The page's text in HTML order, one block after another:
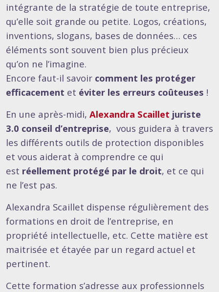
intégrante de la stratégie de toute entreprise,
qu’elle soit grande ou petite. Logos, créations,
inventions, slogans, bases de données… ces
éléments sont souvent bien plus précieux
qu’on ne l’imagine.
Encore faut-il savoir comment les protéger
efficacement et éviter les erreurs coûteuses !
En une après-midi, Alexandra Scaillet juriste
3.0 conseil d’entreprise, vous guidera à travers
les différents outils de protection disponibles
et vous aiderat à comprendre ce qui
est réellement protégé par le droit, et ce qui
ne l’est pas.
Alexandra Scaillet dispense régulièrement des
formations en droit de l’entreprise, en
propriété intellectuelle, etc. Cette matière est
maitrisée et étayée par un regard actuel et
pertinent.
Cette formation s’adresse aux professionnels